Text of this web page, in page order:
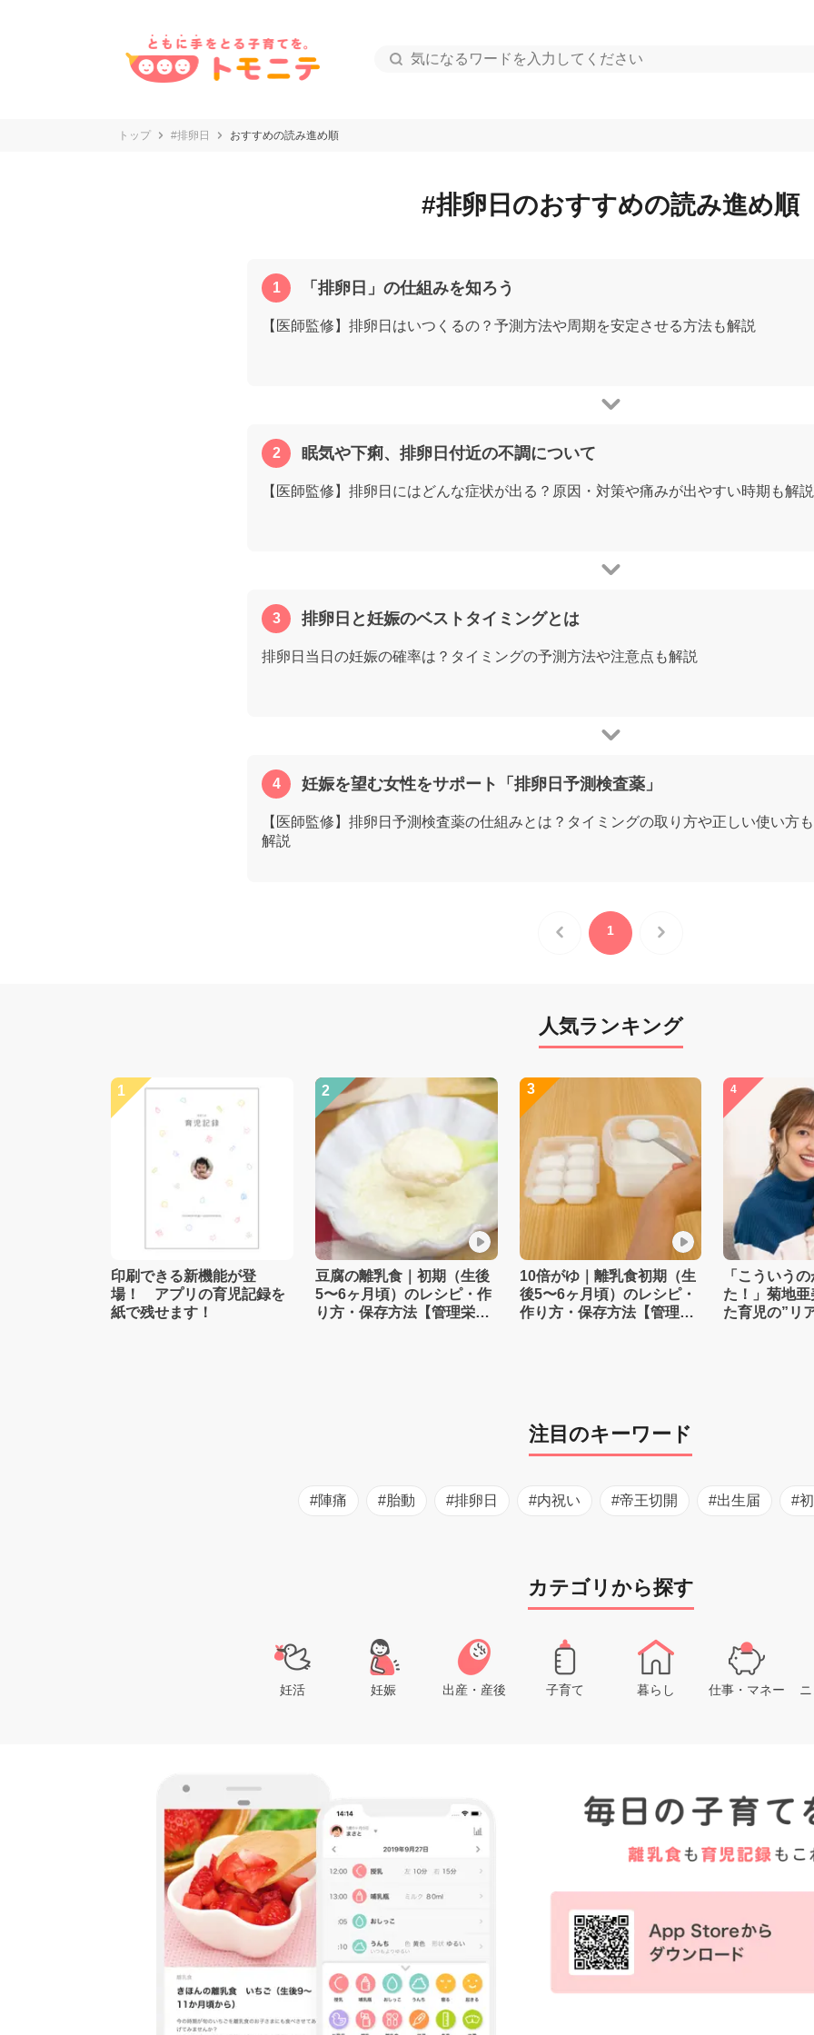
トップ #排卵日 おすすめの読み進め順
#排卵日 のおすすめの読み進め順
「排卵日」の仕組みを知ろう
【医師監修】排卵日はいつくるの？予測方法や周期を安定させる方法も解説
眠気や下痢、排卵日付近の不調について
【医師監修】排卵日にはどんな症状が出る？原因・対策や痛みが出やすい時期も解説
排卵日と妊娠のベストタイミングとは
排卵日当日の妊娠の確率は？タイミングの予測方法や注意点も解説
妊娠を望む女性をサポート「排卵日予測検査薬」
【医師監修】排卵日予測検査薬の仕組みとは？タイミングの取り方や正しい使い方も
解説
1
人気ランキング
1
印刷できる新機能が登
場！ アプリの育児記録を
紙で残せます！
2
豆腐の離乳食｜初期（生後
5〜6ヶ月頃）のレシピ・作
り方・保存方法【管理栄養
3
10倍がゆ｜離乳食初期（生
後5〜6ヶ月頃）のレシピ・
作り方・保存方法【管理栄
4
「こういう
た！」菊地
た育児の”リ
注目のキーワード
#陣痛 #胎動 #排卵日 #内祝い #帝王切開 #出生届 #
カテゴリから探す
妊活 妊娠 出産・産後 子育て 暮らし 仕事・マネー